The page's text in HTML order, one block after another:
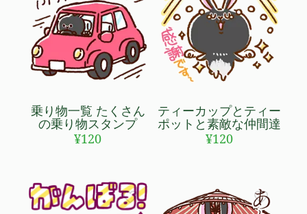
乗り物一覧 たくさん
の乗り物スタンプ
¥120
ティーカップとティー
ポットと素敵な仲間達
¥120